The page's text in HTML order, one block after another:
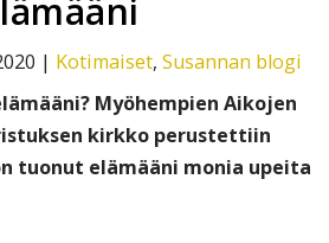
| Kotimaiset, Susannan blogi
Myöhempien Aikojen
kirkko perustettiin
tuonut elämääni monia upeita